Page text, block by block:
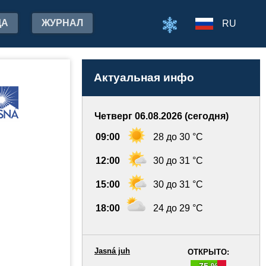
ЖУРНАЛ RU
Актуальная инфо
Четверг 06.08.2026 (сегодня)
09:00 28 до 30 °C
12:00 30 до 31 °C
15:00 30 до 31 °C
18:00 24 до 29 °C
ОТКРЫТО:
Jasná juh